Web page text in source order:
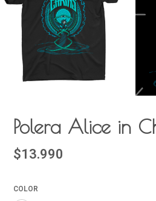
Polera Alice in
$13.990
COLOR